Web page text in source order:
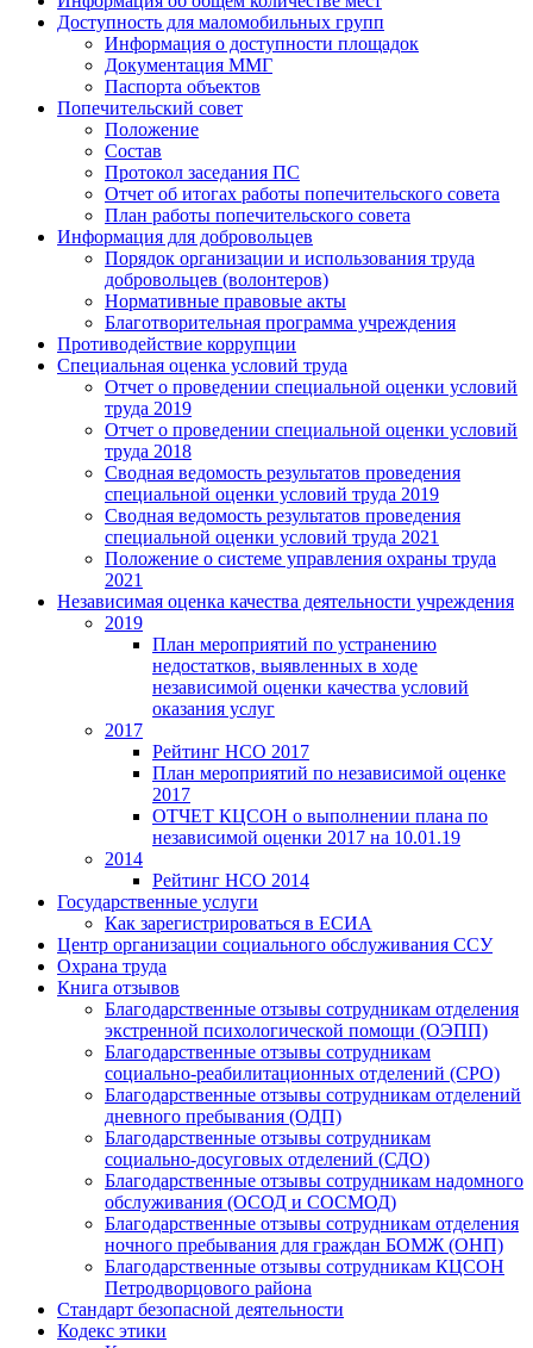
Доступность для маломобильных групп
Информация о доступности площадок
Документация ММГ
Паспорта объектов
Попечительский совет
Положение
Состав
Протокол заседания ПС
Отчет об итогах работы попечительского совета
План работы попечительского совета
Информация для добровольцев
Порядок организации и использования труда
добровольцев (волонтеров)
Нормативные правовые акты
Благотворительная программа учреждения
Противодействие коррупции
Специальная оценка условий труда
Отчет о проведении специальной оценки условий
труда 2019
Отчет о проведении специальной оценки условий
труда 2018
Сводная ведомость результатов проведения
специальной оценки условий труда 2019
Сводная ведомость результатов проведения
специальной оценки условий труда 2021
Положение о системе управления охраны труда
2021
Независимая оценка качества деятельности учреждения
2019
План мероприятий по устранению
недостатков, выявленных в ходе
независимой оценки качества условий
оказания услуг
2017
Рейтинг НСО 2017
План мероприятий по независимой оценке
2017
ОТЧЕТ КЦСОН о выполнении плана по
независимой оценки 2017 на 10.01.19
2014
Рейтинг НСО 2014
Государственные услуги
Как зарегистрироваться в ЕСИА
Центр организации социального обслуживания ССУ
Охрана труда
Книга отзывов
Благодарственные отзывы сотрудникам отделения
экстренной психологической помощи (ОЭПП)
Благодарственные отзывы сотрудникам
социально-реабилитационных отделений (СРО)
Благодарственные отзывы сотрудникам отделений
дневного пребывания (ОДП)
Благодарственные отзывы сотрудникам
социально-досуговых отделений (СДО)
Благодарственные отзывы сотрудникам надомного
обслуживания (ОСОД и СОСМОД)
Благодарственные отзывы сотрудникам отделения
ночного пребывания для граждан БОМЖ (ОНП)
Благодарственные отзывы сотрудникам КЦСОН
Петродворцового района
Стандарт безопасной деятельности
Кодекс этики